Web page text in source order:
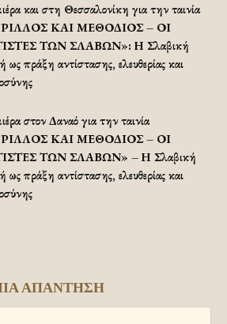
και στη Θεσσαλονίκη για την ταινία
ΚΑΙ ΜΕΘΟΔΙΟΣ – ΟΙ
ΤΩΝ ΣΛΑΒΩΝ»: Η Σλαβική
ως πράξη αντίστασης, ελευθερίας και
στον Δαναό για την ταινία
ΚΑΙ ΜΕΘΟΔΙΟΣ – ΟΙ
ΤΩΝ ΣΛΑΒΩΝ» – Η Σλαβική
ως πράξη αντίστασης, ελευθερίας και
ΑΠΑΝΤΗΣΗ